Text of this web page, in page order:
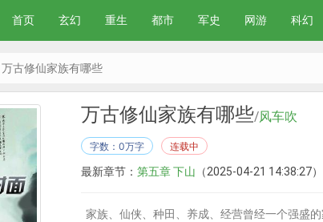
首页 玄幻 重生 都市 军史 网游 科幻
万古修仙家族有哪些
万古修仙家族有哪些/风车吹
字数：0万字 连载中
最新章节： 第五章 下山 （2025-04-21 14:38:27）
家族、仙侠、种田、养成、经营曾经一个强盛